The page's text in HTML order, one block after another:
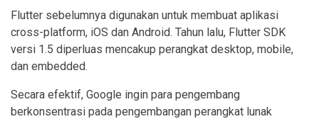
Flutter sebelumnya digunakan untuk membuat aplikasi
cross-platform, iOS dan Android. Tahun lalu, Flutter SDK
versi 1.5 diperluas mencakup perangkat desktop, mobile,
dan embedded.
Secara efektif, Google ingin para pengembang
berkonsentrasi pada pengembangan perangkat lunak